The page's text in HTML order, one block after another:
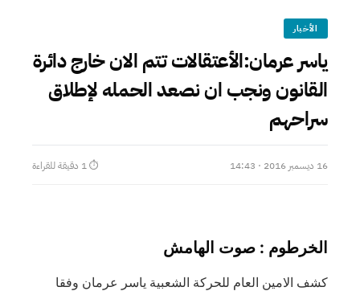
الأخبار
‎ياسر عرمان:الأعتقالات تتم الان خارج دائرة
القانون ونجب ان نصعد الحمله لإطلاق
سراحهم
16 ديسمبر 2016 · 14:43 ⏱ 1 دقيقة للقراءة
الخرطوم : صوت الهامش
‎كشف الامين العام للحركة الشعبية ياسر عرمان وفقا